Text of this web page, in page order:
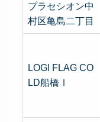
プラセシオン中
村区亀島二丁目
LOGI FLAG CO
LD船橋Ⅰ